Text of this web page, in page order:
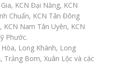
KCN Đại Năng, KCN
Chuẩn, KCN Tân Đông
KCN Nam Tân Uyên, KCN
Phước.
Long Khánh, Long
Trảng Bom, Xuân Lộc và các